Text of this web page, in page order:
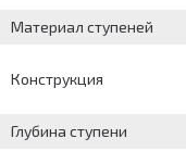
Материал ступеней
Конструкция
Глубина ступени